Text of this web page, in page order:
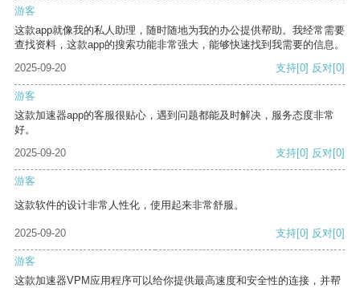
游客
这款app就像我的私人助理，随时随地为我的办公提供帮助。我经常需要
查找资料，这款app的搜索功能非常强大，能够快速找到我需要的信息。
2025-09-20
支持[0] 反对[0]
游客
这款加速器app的客服很贴心，遇到问题都能及时解决，服务态度非常
好。
2025-09-20
支持[0] 反对[0]
游客
这款软件的设计非常人性化，使用起来非常舒服。
2025-09-20 支持[0] 反对[0]
游客
这款加速器VPM应用程序可以给你提供最高速度和安全性的连接，并帮